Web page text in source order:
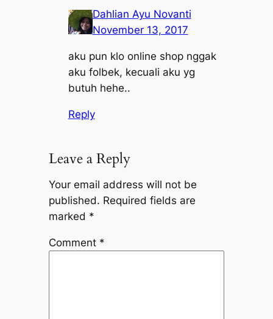
Dahlian Ayu Novanti
November 13, 2017
aku pun klo online shop nggak
aku folbek, kecuali aku yg
butuh hehe..
Reply
Leave a Reply
Your email address will not be
published. Required fields are
marked *
Comment *